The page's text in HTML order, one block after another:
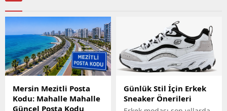
Mersin Mezitli Posta
Kodu: Mahalle Mahalle
Güncel Posta Kodu
Günlük Stil İçin Erkek
Sneaker Önerileri